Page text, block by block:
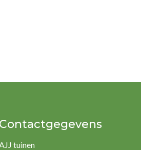
Contactgegevens
tuinen